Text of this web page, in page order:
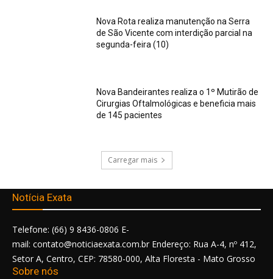
Nova Rota realiza manutenção na Serra
de São Vicente com interdição parcial na
segunda-feira (10)
Nova Bandeirantes realiza o 1º Mutirão de
Cirurgias Oftalmológicas e beneficia mais
de 145 pacientes
Carregar mais
Notícia Exata
Telefone: (66) 9 8436-0806 E-
mail: contato@noticiaexata.com.br Endereço: Rua A-4, nº 412,
Setor A, Centro, CEP: 78580-000, Alta Floresta - Mato Grosso
Sobre nós